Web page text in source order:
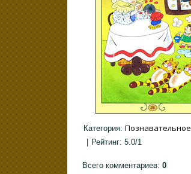
Категория: Познавательное
Рейтинг: 5.0/1
Всего комментариев: 0